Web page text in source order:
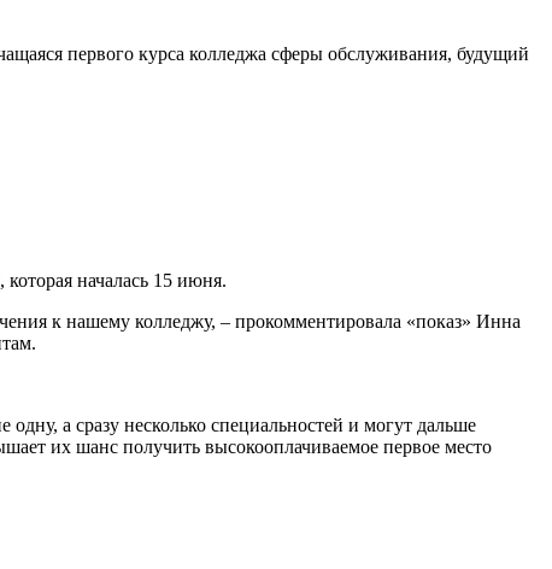
первого курса колледжа сферы обслуживания, будущий
началась 15 июня.
к нашему колледжу, – прокомментировала «показ» Инна
а сразу несколько специальностей и могут дальше
их шанс получить высокооплачиваемое первое место